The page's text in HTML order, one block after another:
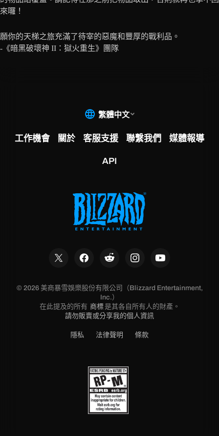
來囉！
願你的天梯之旅充滿了待宰的惡魔和豐厚的戰利品。
-《暗黑破壞神 II：獄火重生》團隊